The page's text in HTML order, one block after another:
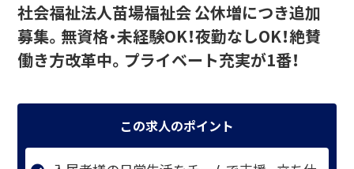
社会福祉法人苗場福祉会 公休増につき追加
募集。無資格・未経験OK！夜勤なしOK！絶賛
働き方改革中。プライベート充実が1番！
この求人のポイント